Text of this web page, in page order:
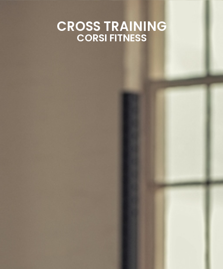
CROSS TRAINING
CORSI FITNESS